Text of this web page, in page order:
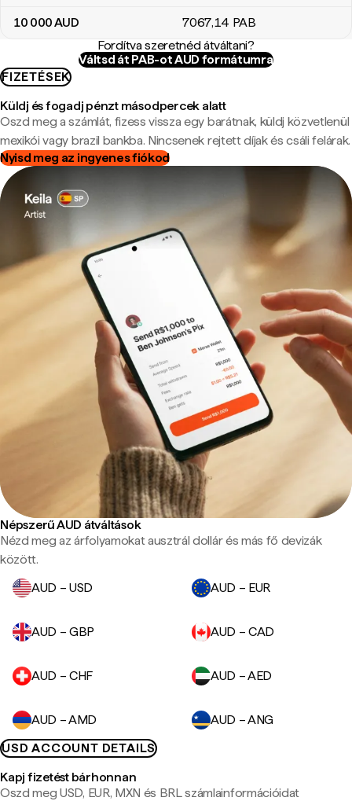
10 000AUD 7067,14 PAB
Fordítva szeretnéd átváltani?
Váltsd át PAB-ot AUD formátumra
FIZETÉSEK
Küldj és fogadj pénzt másodpercek alatt
Oszd meg a számlát, fizess vissza egy barátnak, küldj közvetlenül
mexikói vagy brazil bankba. Nincsenek rejtett díjak és csáli felárak.
Nyisd meg az ingyenes fiókod
Népszerű AUD átváltások
Nézd meg az árfolyamokat ausztrál dollár és más fő devizák
között.
AUD – USD
AUD – EUR
AUD – GBP AUD – CAD
AUD – CHF AUD – AED
AUD – AMD
AUD – ANG
USD ACCOUNT DETAILS
Kapj fizetést bárhonnan
Oszd meg USD, EUR, MXN és BRL számlainformációidat